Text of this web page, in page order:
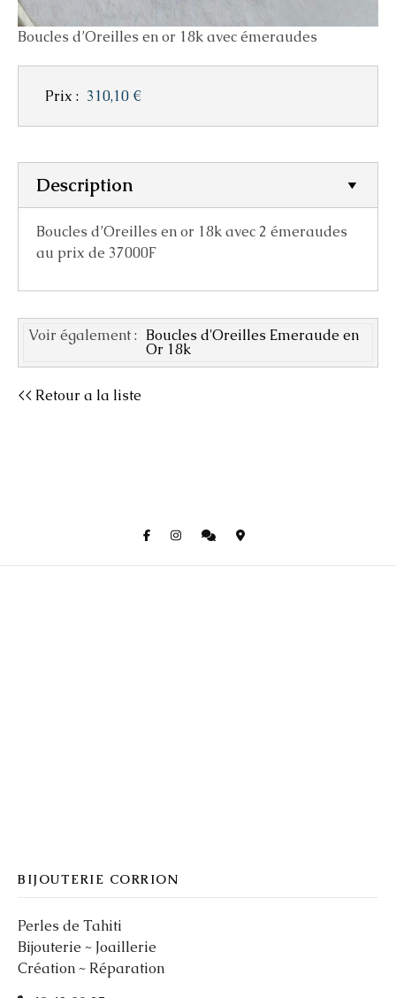
Boucles d’Oreilles en or 18k avec émeraudes
Prix : 310,10 €
Description
Boucles d’Oreilles en or 18k avec 2 émeraudes
au prix de 37000F
Voir également : Boucles d'Oreilles Emeraude en
Or 18k
<< Retour a la liste
BIJOUTERIE CORRION
Perles de Tahiti
Bijouterie ~ Joaillerie
Création ~ Réparation